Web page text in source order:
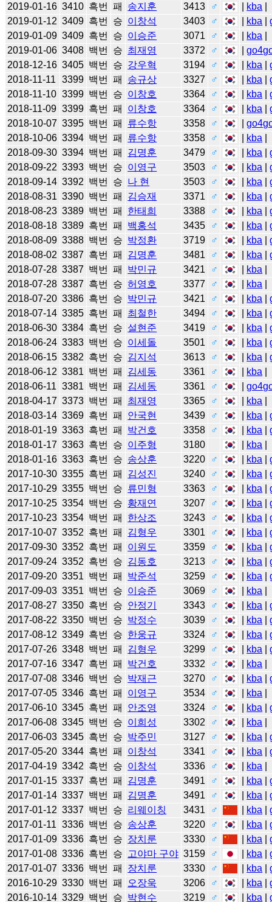
2019-01-16 3410 흑번 패 송지훈 3413 ♂ kba
2019-01-12 3409 흑번 승 이창석 3403 ♂ kba |
2019-01-09 3409 흑번 승 이승준 3071 ♂ kba
2019-01-06 3408 백번 승 최재영 3372 ♂ |
2018-12-16 3405 백번 승 강우혁 3194 ♂ kba |
2018-11-11
3399 백번 패 송규상 3327 ♂ kba |
2018-11-10 3399 백번 승 이창호 3364 ♂ kba |
2018-11-09 3399 흑번 패 이창호 3364 ♂ kba |
2018-10-07 3395 백번 패 류수항 3358 ♂ |
2018-10-06 3394 백번 패 류수항 3358 ♂ kba
2018-09-30 3394 백번 패 김명훈 3479 ♂ kba |
2018-09-22 3393 백번 승 이영구 3503 ♂ kba |
2018-09-14 3392 백번 승 나 현 3503 ♂ kba |
2018-08-31 3390 백번 패 김승재 3371 ♂ kba |
2018-08-23 3389 백번 패 한태희 3388 ♂ kba |
2018-08-18 3389 흑번 패 백홍석 3435 ♂ kba |
2018-08-09 3388 백번 승 박정환 3719 ♂ kba |
2018-08-02 3387 흑번 패 김명훈 3481 ♂ kba |
2018-07-28 3387 백번 패 박민규 3421 ♂ kba
2018-07-28 3387 흑번 승 허영호 3377 ♂ kba
2018-07-20 3386 흑번 승 박민규 3421 ♂ kba |
2018-07-14 3385 흑번 패 최철한 3494 ♂ kba |
2018-06-30 3384 흑번 승 설현준 3419 ♂ kba |
2018-06-24 3383 백번 승 이세돌 3501 ♂ kba |
2018-06-15 3382 흑번 승 김지석 3613 ♂ kba |
2018-06-12 3381 백번 패 김세동 3361 ♂ kba
2018-06-11 3381 백번 패 김세동 3361 ♂ |
2018-04-17 3373 백번 패 최재영 3365 ♂ kba
2018-03-14 3369 흑번 패 안국현 3439 ♂ kba |
2018-01-19 3363 흑번 패 박건호 3358 ♂ kba |
2018-01-17 3363 흑번 승 이주형 3180 kba
2018-01-16 3363 흑번 승 송상훈 3220 ♂ kba |
2017-10-30 3355 흑번 패 김성진 3240 ♂ kba |
2017-10-29 3355 백번 승 류민형 3363 ♂ kba |
2017-10-25 3354 백번 승 황재연 3207 ♂ kba |
2017-10-23 3354 백번 패 한상조 3243 ♂ kba |
2017-10-07 3352 흑번 패 김형우 3301 ♂ kba |
2017-09-30 3352 흑번 패 이원도 3359 ♂ kba |
2017-09-24 3352 흑번 승 김동호 3213 ♂ kba |
2017-09-20 3351 백번 패 박준석 3259 ♂ kba |
2017-09-03 3351 백번 승 이승준 3069 ♂ kba
2017-08-27 3350 흑번 승 안정기 3343 ♂ kba |
2017-08-22 3350 백번 승 박정수 3039 ♂ kba |
2017-08-12 3349 흑번 승 한웅규 3324 ♂ kba |
2017-07-26 3348 백번 패 김형우 3299 ♂ kba |
2017-07-16 3347 흑번 패 박건호 3332 ♂ kba
2017-07-08 3346 백번 승 박재근 3270 ♂ kba |
2017-07-05 3346 흑번 패 이영구 3534 ♂ kba
2017-06-10 3345 흑번 패 안조영 3324 ♂ kba |
2017-06-08 3345 백번 승 이희성 3302 ♂ kba
2017-06-03 3345 흑번 승 박주민 3127 ♂ kba |
2017-05-20 3344 흑번 패 이창석 3341 ♂ kba |
2017-04-19 3342 흑번 승 이창석 3336 ♂ kba
2017-01-15 3337 흑번 패 김명훈 3491 ♂ kba |
2017-01-14 3337 백번 패 김명훈 3491 ♂ kba |
2017-01-12 3337 백번 승 리웨이칭 3431 ♂ kba |
2017-01-11 3336 백번 승 송상훈 3220 ♂ kba |
2017-01-09 3336 흑번 승 장치룬 3330 ♂ kba |
2017-01-08 3336 흑번 승 고야마 구야 3159 ♂ kba |
2017-01-07 3336 백번 패 장치룬 3330 ♂ kba |
2016-10-29 3330 백번 패 오장욱 3206 ♂ kba |
2016-10-14 3329 백번 승 박현수 3219 ♂ kba |